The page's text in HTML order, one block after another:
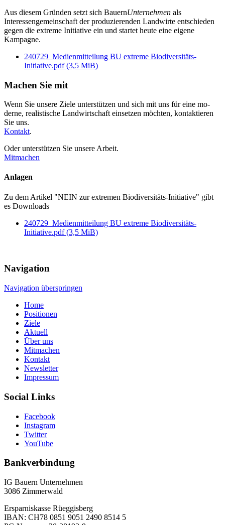
Aus diesem Gründen setzt sich BauernUnternehmen als
Interessengemeinschaft der produzierenden Landwirte entschieden
gegen die extreme Initiative ein und startet heute eine eigene
Kampagne.
240729_Medienmitteilung BU extreme Biodiversitäts-
Initiative.pdf(3,5 MiB)
Machen Sie mit
Wenn Sie unsere Ziele unterstützen und sich mit uns für eine mo­
derne, realistische Land­wirt­schaft einsetzen möchten, kontak­tieren
Sie uns.
Kontakt.
Oder unterstützen Sie unsere Arbeit.
Mitmachen
Anlagen
Zu dem Artikel "NEIN zur extremen Biodiversitäts-Initiative" gibt
es Downloads
240729_Medienmitteilung BU extreme Biodiversitäts-
Initiative.pdf(3,5 MiB)
Navigation
Navigation überspringen
Home
Positionen
Ziele
Aktuell
Über uns
Mitmachen
Kontakt
Newsletter
Impressum
Social Links
Facebook
Instagram
Twitter
YouTube
Bankverbindung
IG Bauern Unternehmen
3086 Zimmerwald
Ersparniskasse Rüeggisberg
IBAN: CH78 0851 9051 2490 8514 5